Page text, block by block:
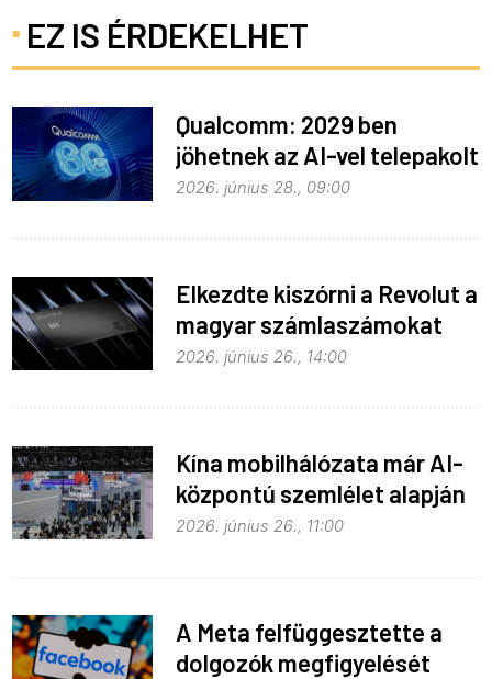
EZ IS ÉRDEKELHET
Qualcomm: 2029 ben
jöhetnek az AI-vel telepakolt
6G-s telefonok
2026. június 28., 09:00
Elkezdte kiszórni a Revolut a
magyar számlaszámokat
2026. június 26., 14:00
Kína mobilhálózata már AI-
központú szemlélet alapján
fejlődik
2026. június 26., 11:00
A Meta felfüggesztette a
dolgozók megfigyelését